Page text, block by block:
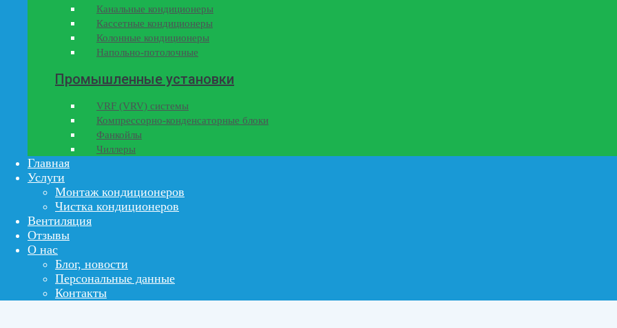
Канальные кондиционеры
Кассетные кондиционеры
Колонные кондиционеры
Напольно-потолочные
Промышленные установки
VRF (VRV) системы
Компрессорно-конденсаторные блоки
Фанкойлы
Чиллеры
Главная
Услуги
Монтаж кондиционеров
Чистка кондиционеров
Вентиляция
Отзывы
О нас
Блог, новости
Персональные данные
Контакты